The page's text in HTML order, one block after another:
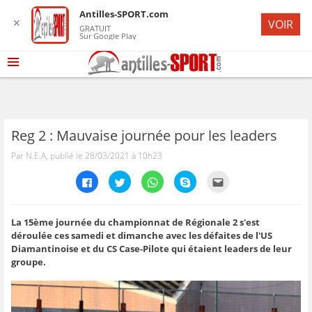
Reg 2 : Mauvaise journée pour les leaders
Par N.E.A, publié le 28/03/2021 à 10h23
C
l
e
z
p
o
u
a
r
a
C
l
e
z
p
o
u
a
r
a
C
l
e
z
p
o
u
a
r
t
a
C
l
e
z
p
o
u
a
r
e
z
p
o
u
n
o
La 15ème journée du championnat de Régionale 2 s'est
déroulée ces samedi et dimanche avec les défaites de l'US
Diamantinoise et du CS Case-Pilote qui étaient leaders de leur
groupe.
✕
Antilles-SPORT.com
GRATUIT
Sur Google Play
VOIR